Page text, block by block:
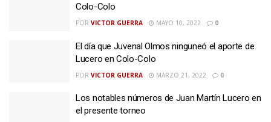
Colo-Colo
POR VICTOR GUERRA MAYO 10, 2022 0
El día que Juvenal Olmos ninguneó el aporte de
Lucero en Colo-Colo
POR VICTOR GUERRA MARZO 21, 2022 0
Los notables números de Juan Martín Lucero en
el presente torneo